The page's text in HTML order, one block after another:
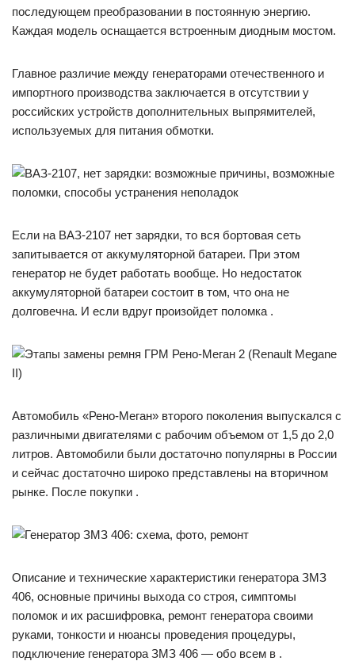
последующем преобразовании в постоянную энергию.
Каждая модель оснащается встроенным диодным мостом.
Главное различие между генераторами отечественного и
импортного производства заключается в отсутствии у
российских устройств дополнительных выпрямителей,
используемых для питания обмотки.
Если на ВАЗ-2107 нет зарядки, то вся бортовая сеть
запитывается от аккумуляторной батареи. При этом
генератор не будет работать вообще. Но недостаток
аккумуляторной батареи состоит в том, что она не
долговечна. И если вдруг произойдет поломка .
Автомобиль «Рено-Меган» второго поколения выпускался с
различными двигателями с рабочим объемом от 1,5 до 2,0
литров. Автомобили были достаточно популярны в России
и сейчас достаточно широко представлены на вторичном
рынке. После покупки .
Описание и технические характеристики генератора ЗМЗ
406, основные причины выхода со строя, симптомы
поломок и их расшифровка, ремонт генератора своими
руками, тонкости и нюансы проведения процедуры,
подключение генератора ЗМЗ 406 — обо всем в .